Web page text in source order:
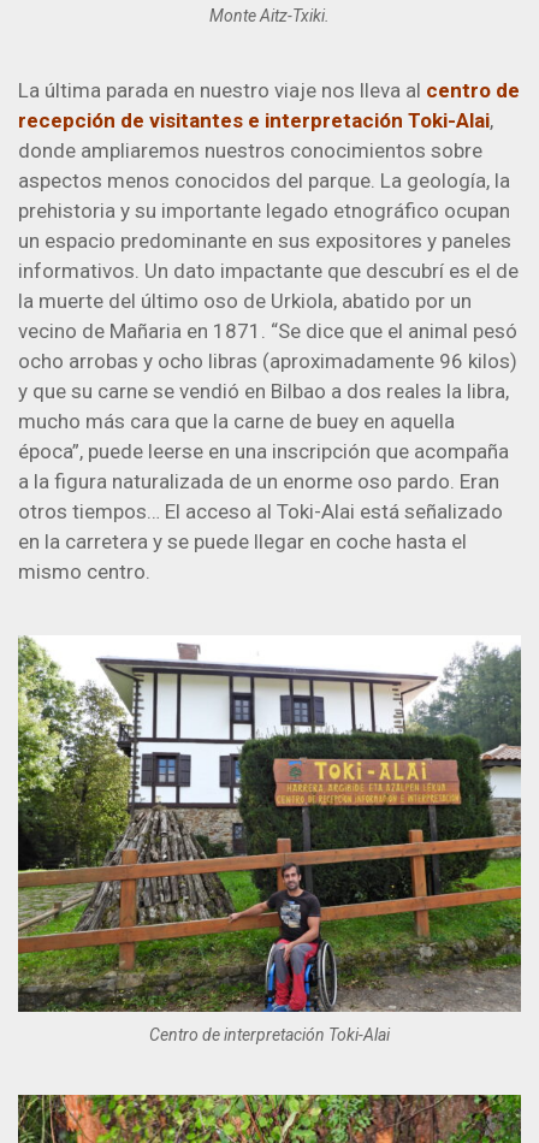
Monte Aitz-Txiki.
La última parada en nuestro viaje nos lleva al centro de
recepción de visitantes e interpretación Toki-Alai,
donde ampliaremos nuestros conocimientos sobre
aspectos menos conocidos del parque. La geología, la
prehistoria y su importante legado etnográfico ocupan
un espacio predominante en sus expositores y paneles
informativos. Un dato impactante que descubrí es el de
la muerte del último oso de Urkiola, abatido por un
vecino de Mañaria en 1871. “Se dice que el animal pesó
ocho arrobas y ocho libras (aproximadamente 96 kilos)
y que su carne se vendió en Bilbao a dos reales la libra,
mucho más cara que la carne de buey en aquella
época”, puede leerse en una inscripción que acompaña
a la figura naturalizada de un enorme oso pardo. Eran
otros tiempos… El acceso al Toki-Alai está señalizado
en la carretera y se puede llegar en coche hasta el
mismo centro.
Centro de interpretación Toki-Alai